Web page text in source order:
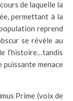
de laquelle la
permettant à la
reprend
se révèle au
l’histoire…tandis
puissante menace
Prime (voix de